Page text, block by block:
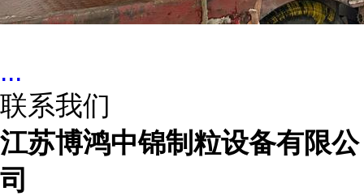
...
联系我们
江苏博鸿中锦制粒设备有限公
司